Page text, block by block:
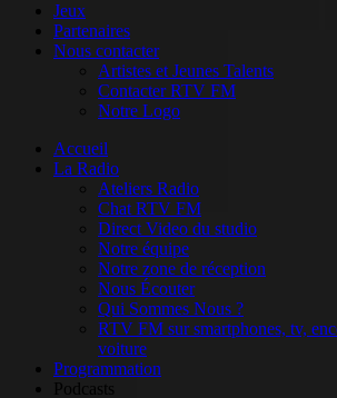
Jeux
Partenaires
Nous contacter
Artistes et Jeunes Talents
Contacter RTV FM
Notre Logo
Accueil
La Radio
Ateliers Radio
Chat RTV FM
Direct Video du studio
Notre équipe
Notre zone de réception
Nous Écouter
Qui Sommes Nous ?
RTV FM sur smartphones, tv,
voiture
Programmation
Podcasts